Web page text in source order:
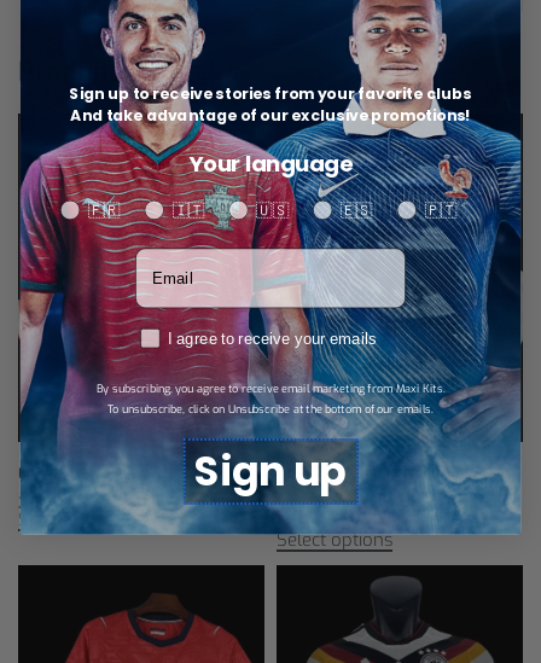
Produits similaires
Etats-Unis Maillot Domicile 26/27
24,99 €
Select options
SÉLECTION
Nouvelle-Zélande Maillot Extérieur
26/27 – Enfant
23,99
Select options
Sign up to receive stories from your favorite clubs
And take advantage of our exclusive promotions!
Your language
Your language
🇫🇷 🇮🇹 🇺🇸 🇪🇸 🇵🇹
Votre adresse email
RGPDI agree to receive your emails
By subscribing, you agree to receive email marketing from Maxi Kits.
To unsubscribe, click on Unsubscribe at the bottom of our emails.
Sign up